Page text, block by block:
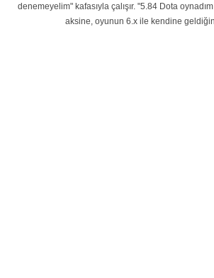
denemeyelim" kafasıyla çalışır. "5.84 Dota
aksine, oyunun 6.x ile kendine